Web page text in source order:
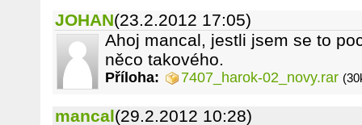
JOHAN(23.2.2012 17:05)
Ahoj mancal, jestli jsem se to
něco takového.
Příloha: 7407_harok-02_novy.rar
mancal(29.2.2012 10:28)